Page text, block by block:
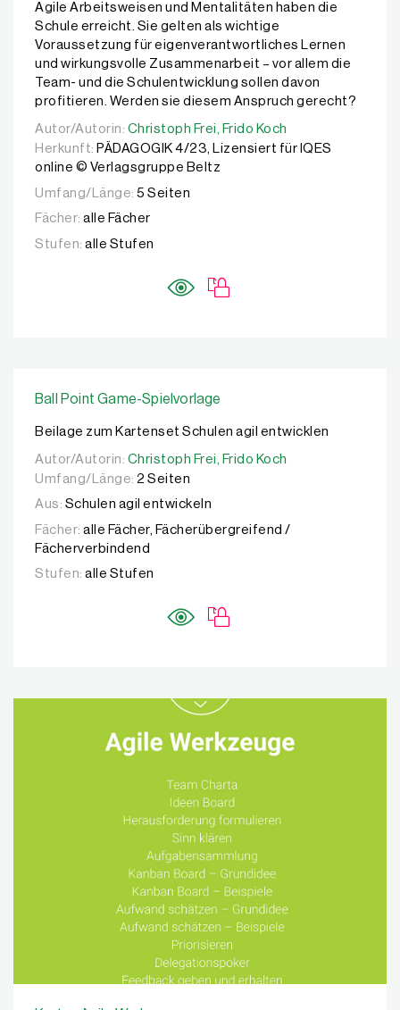
Agile Arbeitsweisen und Mentalitäten haben die
Schule erreicht. Sie gelten als wichtige
Voraussetzung für eigenverantwortliches Lernen
und wirkungsvolle Zusammenarbeit – vor allem die
Team- und die Schulentwicklung sollen davon
profitieren. Werden sie diesem Anspruch gerecht?
Autor/Autorin: Christoph Frei, Frido Koch
Autor/Autorin: Christoph Frei, Frido Koch
Herkunft: PÄDAGOGIK 4/23, Lizensiert für IQES
online © Verlagsgruppe Beltz
Umfang/Länge: 5 Seiten
Fächer: alle Fächer
Stufen: alle Stufen
Ball Point Game-Spielvorlage
Beilage zum Kartenset Schulen agil entwicklen
Autor/Autorin: Christoph Frei, Frido Koch
Autor/Autorin: Christoph Frei,
Frido Koch
Umfang/Länge: 2 Seiten
Aus: Schulen agil entwickeln
Fächer: alle Fächer, Fächerübergreifend /
Fächerverbindend
Stufen: alle Stufen